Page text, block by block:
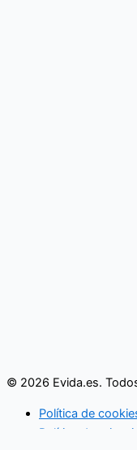
© 2026 Evida.es.
Política de
Política de